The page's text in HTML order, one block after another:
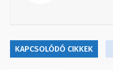
KAPCSOLÓDÓ CIKKEK